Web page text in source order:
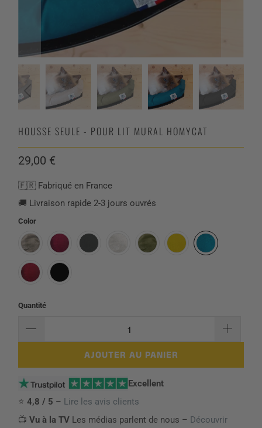
HOUSSE SEULE - POUR LIT MURAL HOMYCAT
29,00 €
🇫🇷 Fabriqué en France
🚚 Livraison rapide 2-3 jours ouvrés
Color
Quantité
AJOUTER AU PANIER
Excellent
⭐4,8 / 5 – Lire les avis clients
📺Vu à la TV Les médias parlent de nous – Découvrir